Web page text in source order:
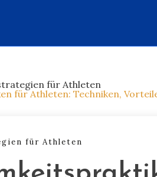
für Athleten
für Athleten: Techniken,
für Athleten